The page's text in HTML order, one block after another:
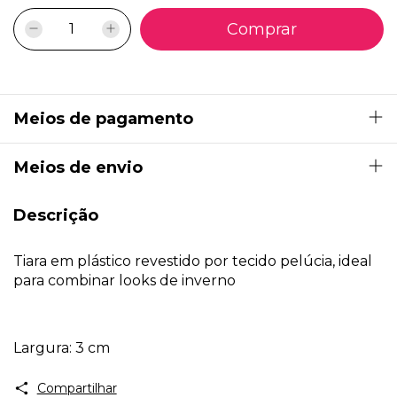
Meios de pagamento
Meios de envio
Descrição
Tiara em plástico revestido por tecido pelúcia, ideal
para combinar looks de inverno
Largura: 3 cm
Compartilhar